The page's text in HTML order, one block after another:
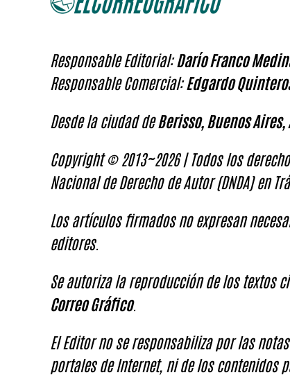
Responsable Editorial:Darío Franco
Responsable Comercial:Edgardo
Desde la ciudad deBerisso, Buenos
Copyright © 2013~2026 | Todos los
Nacional de Derecho de Autor (DNDA) en
Los artículos firmados no expresan
editores.
Se autoriza la reproducción de los textos
Correo Gráfico.
El Editor no se responsabiliza por las
portales de Internet, ni de los contenidos